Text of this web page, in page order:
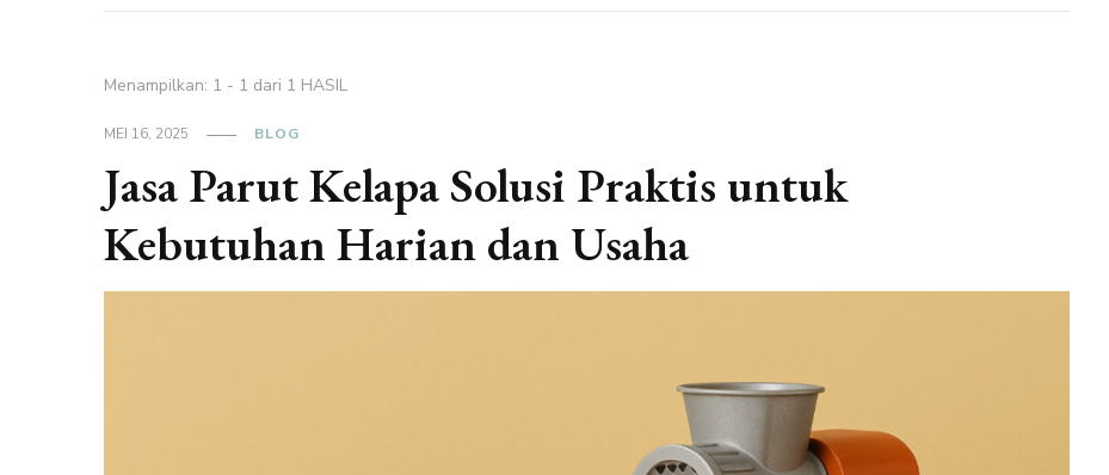
Menampilkan: 1 - 1 dari 1 HASIL
MEI 16, 2025 BLOG
Jasa Parut Kelapa Solusi Praktis untuk
Kebutuhan Harian dan Usaha